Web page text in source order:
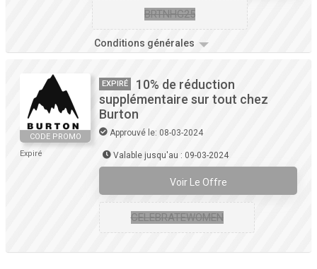
BRTNHG25
Conditions générales
CODE PROMO
Expiré
EXPIRÉ
10% de réduction
supplémentaire sur tout chez
Burton
Approuvé le: 08-03-2024
Valable jusqu'au : 09-03-2024
Voir Le Offre
CELEBRATEWOMEN